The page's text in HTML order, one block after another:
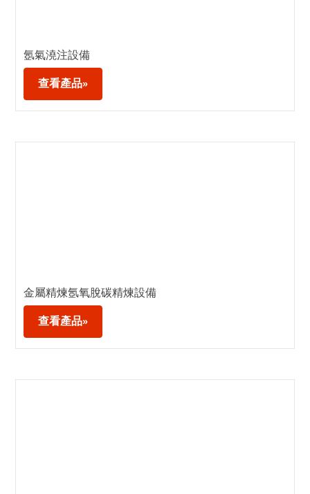
氬氣澆注設備
查看產品»
金屬精煉氬氧脫碳精煉設備
查看產品»